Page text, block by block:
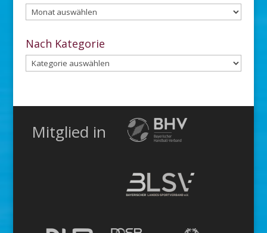
Aus
dem
Archiv
Nach Kategorie
Nach
Kategorie
Mitglied in